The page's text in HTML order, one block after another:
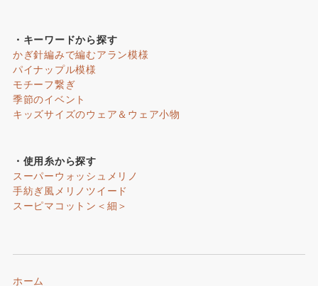
・キーワードから探す
かぎ針編みで編むアラン模様
パイナップル模様
モチーフ繋ぎ
季節のイベント
キッズサイズのウェア＆ウェア小物
・使用糸から探す
スーパーウォッシュメリノ
手紡ぎ風メリノツイード
スーピマコットン＜細＞
ホーム